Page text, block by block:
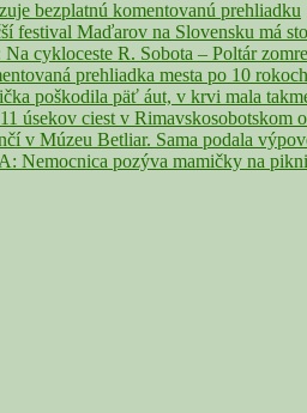
bezplatnú komentovanú prehliadku
festival Maďarov na Slovensku má
cykloceste R. Sobota – Poltár
prehliadka mesta po 10
poškodila päť áut, v krvi mala
úsekov ciest v
v Múzeu Betliar. Sama podala
pozýva mamičky na